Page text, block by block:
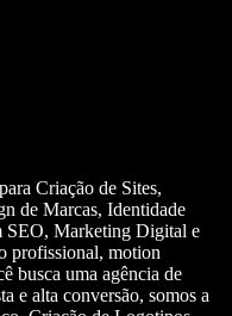
Criação de Sites,
de Marcas, Identidade
SEO, Marketing Digital e
profissional, motion
busca uma agência de
e alta conversão, somos a